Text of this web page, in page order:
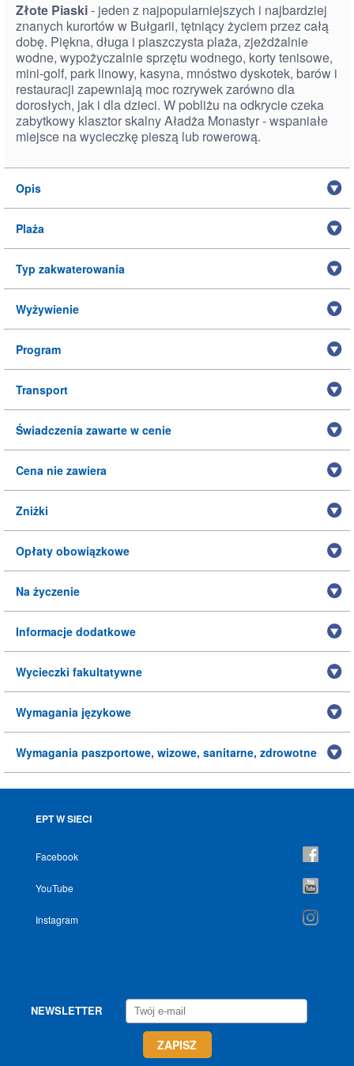
Złote Piaski- jeden z najpopularniejszych i najbardziej
znanych kurortów w Bułgarii, tętniący życiem przez całą
dobę. Piękna, długa i piaszczysta plaża, zjeżdżalnie
wodne, wypożyczalnie sprzętu wodnego, korty tenisowe,
mini-golf, park linowy, kasyna, mnóstwo dyskotek, barów i
restauracji zapewniają moc rozrywek zarówno dla
dorosłych, jak i dla dzieci. W pobliżu na odkrycie czeka
zabytkowy klasztor skalny Aładża Monastyr - wspaniałe
miejsce na wycieczkę pieszą lub rowerową.
Opis
Plaża
Typ zakwaterowania
Wyżywienie
Program
Transport
Świadczenia zawarte w cenie
Cena nie zawiera
Zniżki
Opłaty obowiązkowe
Na życzenie
Informacje dodatkowe
Wycieczki fakultatywne
Wymagania językowe
Wymagania paszportowe, wizowe, sanitarne, zdrowotne
EPT W SIECI
Facebook
YouTube
Instagram
NEWSLETTER